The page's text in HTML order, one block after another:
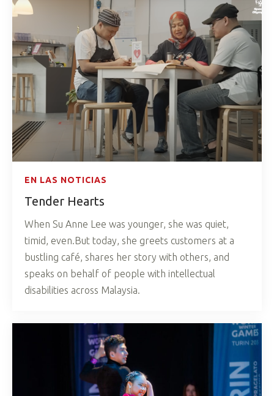
EN LAS NOTICIAS
Tender Hearts
When Su Anne Lee was younger, she was quiet,
timid, even.But today, she greets customers at a
bustling café, shares her story with others, and
speaks on behalf of people with intellectual
disabilities across Malaysia.